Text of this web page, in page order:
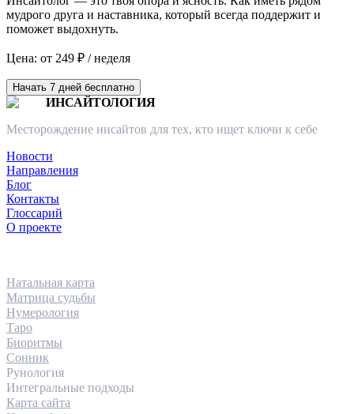
мудрого друга и наставника, который всегда поддержит и
поможет выдохнуть.
Цена: от 249 ₽ / неделя
Начать 7 дней бесплатно
ИНСАЙТОЛОГИЯ
Месторождение инсайтов для тех, кто ищет ключи к себе
Новости
Направления
Блог
Контакты
Глоссарий
О проекте
Натальная карта
Матрица судьбы
Нумерология
Таро
Биоритмы
Сонник
Рунология
Интегральные подходы
Карта сайта